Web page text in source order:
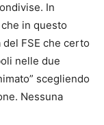
In
in questo
FSE che certo
nelle due
scegliendo
Nessuna